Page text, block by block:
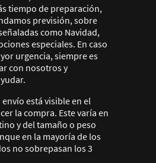
tiempo de preparación,
previsión, sobre
como Navidad,
especiales. En caso
urgencia, siempre es
con nosotros y
envío está visible en el
la compra. Este varía en
y del tamaño o peso
en la mayoría de los
no sobrepasan los 3